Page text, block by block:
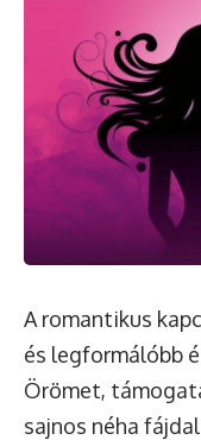
A romantikus
és legformálóbb
Örömet,
sajnos néha